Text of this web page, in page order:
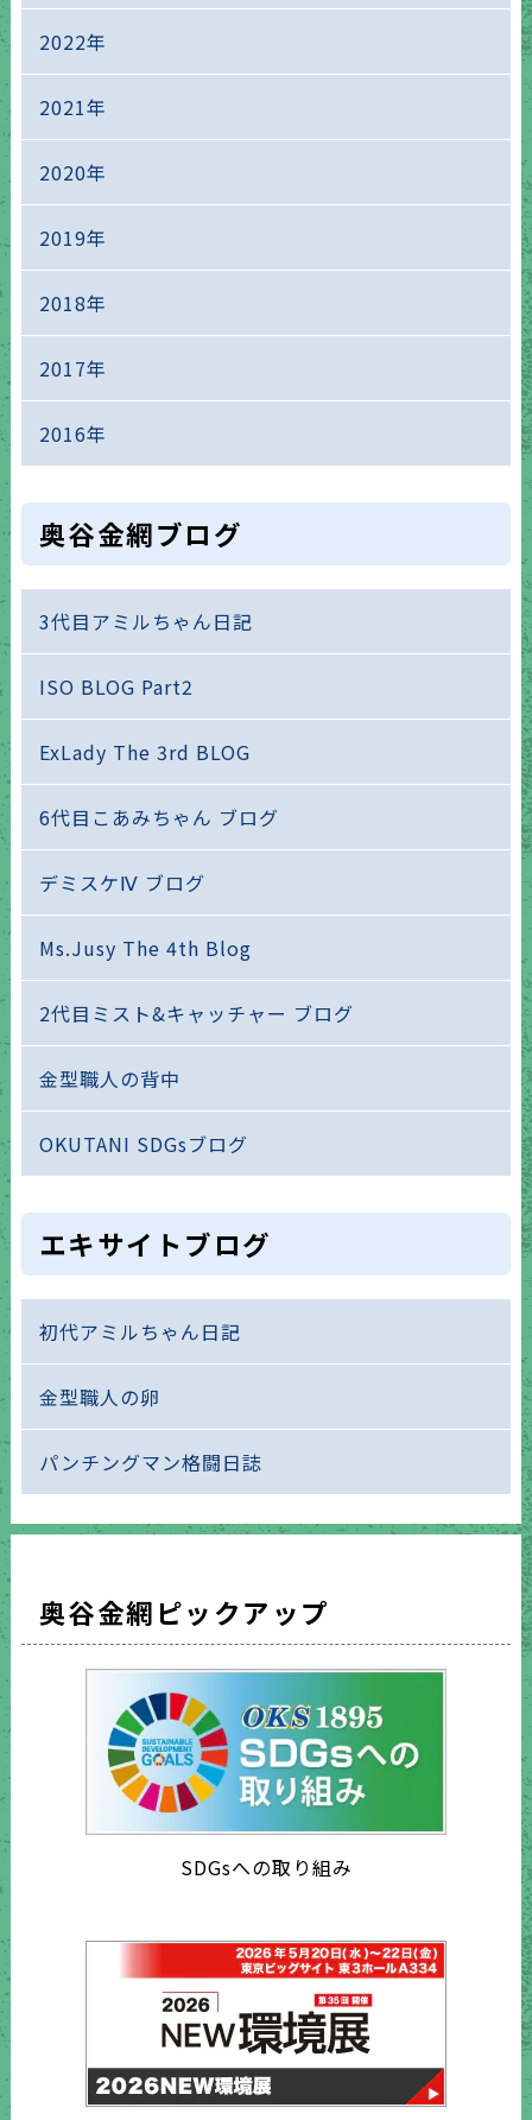
2022年
2021年
2020年
2019年
2018年
2017年
2016年
奥谷金網ブログ
3代目アミルちゃん日記
ISO BLOG Part2
ExLady The 3rd BLOG
6代目こあみちゃん ブログ
デミスケⅣ ブログ
Ms.Jusy The 4th Blog
2代目ミスト&キャッチャー ブログ
金型職人の背中
OKUTANI SDGsブログ
エキサイトブログ
初代アミルちゃん日記
金型職人の卵
パンチングマン格闘日誌
奥谷金網ピックアップ
SDGsへの取り組み